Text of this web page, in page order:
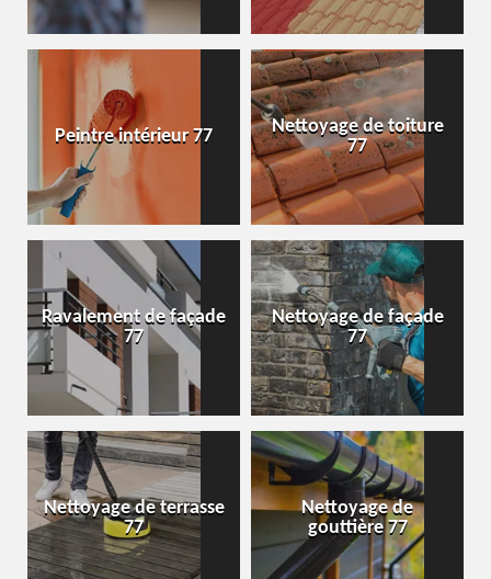
Peintre intérieur 77
Nettoyage de toiture
77
Ravalement de façade
77
Nettoyage de façade
77
Nettoyage de terrasse
77
Nettoyage de
gouttière 77